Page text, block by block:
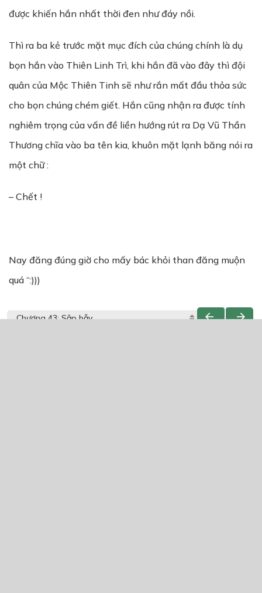
được khiến hắn nhất thời đen như đáy nồi.
Thì ra ba kẻ trước mặt mục đích của chúng chính là dụ
bọn hắn vào Thiên Linh Trì, khi hắn đã vào đây thì đội
quân của Mộc Thiên Tinh sẽ như rắn mất đầu thỏa sức
cho bọn chúng chém giết. Hắn cũng nhận ra được tính
nghiêm trọng của vấn đề liền hướng rút ra Dạ Vũ Thần
Thương chĩa vào ba tên kia, khuôn mặt lạnh băng nói ra
một chữ :
– Chết !
Nay đăng đúng giờ cho mấy bác khỏi than đăng muộn
quá “:)))